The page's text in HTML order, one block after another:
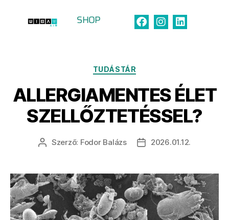
SHOP
Címke: pollen
TUDÁSTÁR
ALLERGIAMENTES ÉLET
SZELLŐZTETÉSSEL?
Szerző: Fodor Balázs 2026.01.12.